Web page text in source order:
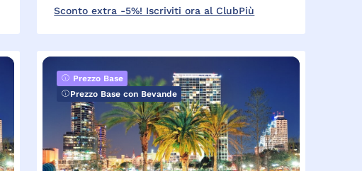
Sconto extra -5%! Iscriviti ora al ClubPiù
Prezzo Base
Prezzo Base con Bevande